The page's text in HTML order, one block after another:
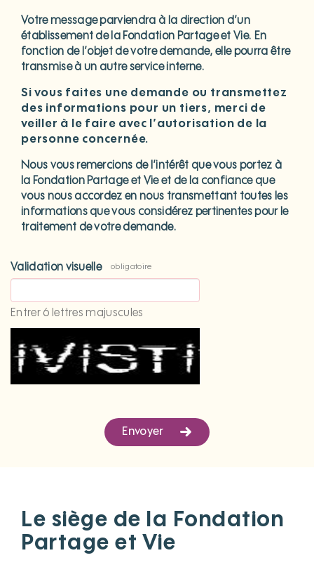
Votre message parviendra à la direction d’un
établissement de la Fondation Partage et Vie. En
fonction de l’objet de votre demande, elle pourra être
transmise à un autre service interne.
Si vous faites une demande ou transmettez
des informations pour un tiers, merci de
veiller à le faire avec l’autorisation de la
personne concernée.
Nous vous remercions de l’intérêt que vous portez à
la Fondation Partage et Vie et de la confiance que
vous nous accordez en nous transmettant toutes les
informations que vous considérez pertinentes pour le
traitement de votre demande.
Validation visuelle obligatoire
Entrer 6 lettres majuscules
Envoyer
Le siège de la Fondation
Partage et Vie